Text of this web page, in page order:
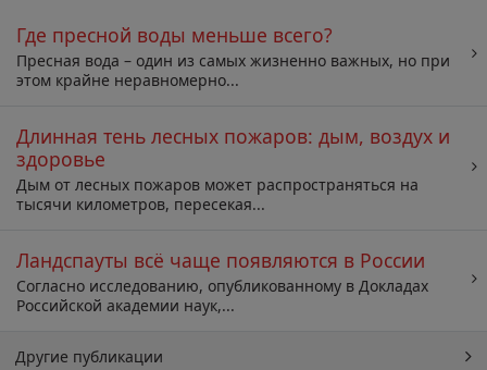
Где пресной воды меньше всего?
Пресная вода – один из самых жизненно важных, но при
этом крайне неравномерно...
Длинная тень лесных пожаров: дым, воздух и
здоровье
Дым от лесных пожаров может распространяться на
тысячи километров, пересекая...
Ландспауты всё чаще появляются в России
Согласно исследованию, опубликованному в Докладах
Российской академии наук,...
Другие публикации